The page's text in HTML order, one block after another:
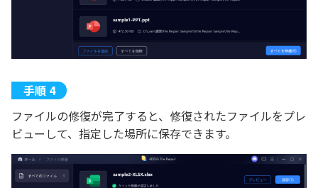
ファイルの修復が完了すると、修復されたファイルをプレ
ビューして、指定した場所に保存できます。